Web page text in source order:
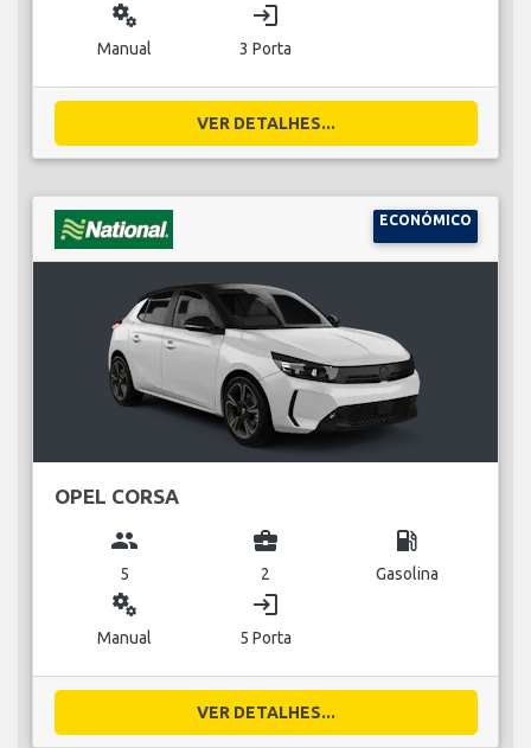
miscellaneous_services
Manual
login
3 Porta
VER DETALHES...
ECONÓMICO
OPEL CORSA
group
5
business_center
2
local_gas_station
Gasolina
miscellaneous_services
Manual
login
5 Porta
VER DETALHES...